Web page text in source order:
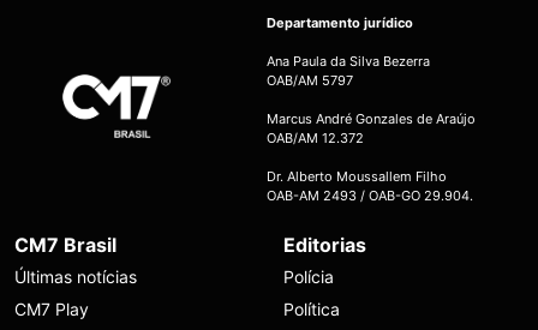
Departamento jurídico
Ana Paula da Silva Bezerra
OAB/AM 5797
Marcus André Gonzales de Araújo
OAB/AM 12.372
Dr. Alberto Moussallem Filho
OAB-AM 2493 / OAB-GO 29.904.
CM7 Brasil
Últimas notícias
CM7 Play
Editorias
Polícia
Política